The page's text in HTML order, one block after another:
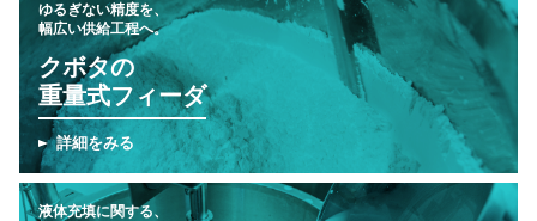
ゆるぎない精度を、
幅広い供給工程へ。
クボタの
重量式フィーダ
詳細をみる
液体充填に関する、